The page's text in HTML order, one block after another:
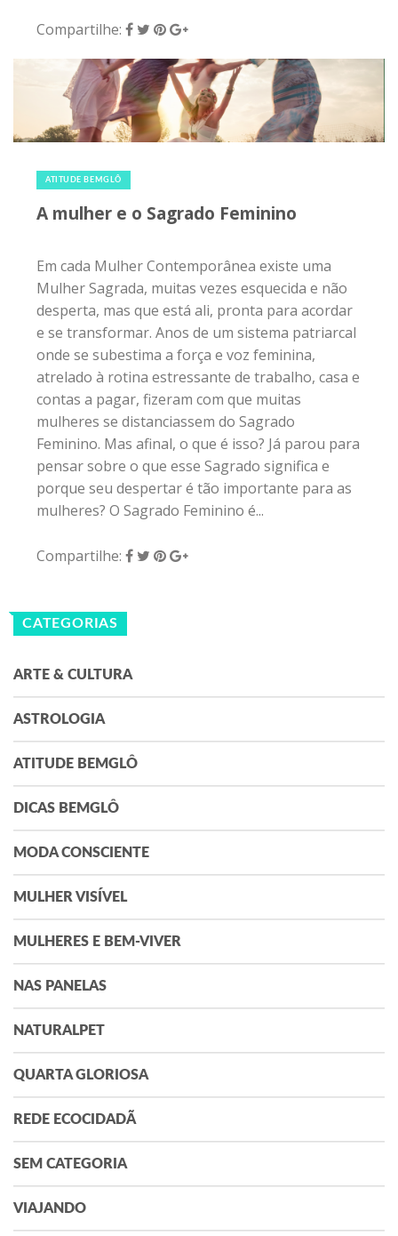
Compartilhe:
ATITUDE BEMGLÔ
A mulher e o Sagrado Feminino
Em cada Mulher Contemporânea existe uma
Mulher Sagrada, muitas vezes esquecida e não
desperta, mas que está ali, pronta para acordar
e se transformar. Anos de um sistema patriarcal
onde se subestima a força e voz feminina,
atrelado à rotina estressante de trabalho, casa e
contas a pagar, fizeram com que muitas
mulheres se distanciassem do Sagrado
Feminino. Mas afinal, o que é isso? Já parou para
pensar sobre o que esse Sagrado significa e
porque seu despertar é tão importante para as
mulheres? O Sagrado Feminino é...
Compartilhe:
CATEGORIAS
ARTE & CULTURA
ASTROLOGIA
ATITUDE BEMGLÔ
DICAS BEMGLÔ
MODA CONSCIENTE
MULHER VISÍVEL
MULHERES E BEM-VIVER
NAS PANELAS
NATURALPET
QUARTA GLORIOSA
REDE ECOCIDADÃ
SEM CATEGORIA
VIAJANDO